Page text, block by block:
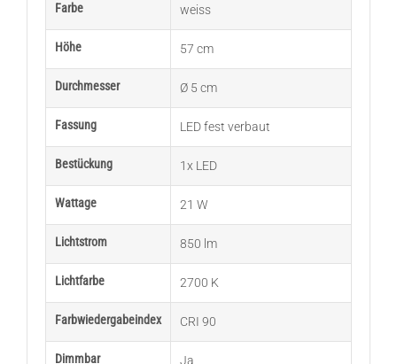
Farbe weiss
Höhe 57 cm
Durchmesser Ø 5 cm
Fassung LED fest verbaut
Bestückung 1x LED
Wattage 21 W
Lichtstrom 850 lm
Lichtfarbe 2700 K
Farbwiedergabeindex CRI 90
Dimmbar Ja